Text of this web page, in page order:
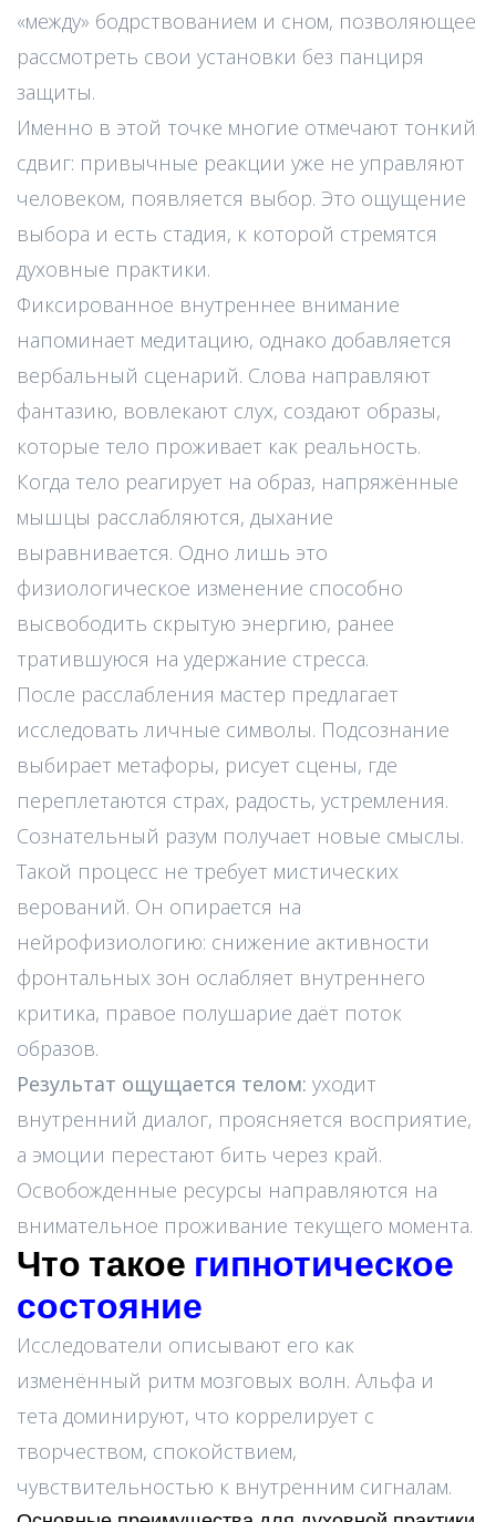
«между» бодрствованием и сном, позволяющее
рассмотреть свои установки без панциря
защиты.
Именно в этой точке многие отмечают тонкий
сдвиг: привычные реакции уже не управляют
человеком, появляется выбор. Это ощущение
выбора и есть стадия, к которой стремятся
духовные практики.
Фиксированное внутреннее внимание
напоминает медитацию, однако добавляется
вербальный сценарий. Слова направляют
фантазию, вовлекают слух, создают образы,
которые тело проживает как реальность.
Когда тело реагирует на образ, напряжённые
мышцы расслабляются, дыхание
выравнивается. Одно лишь это
физиологическое изменение способно
высвободить скрытую энергию, ранее
тратившуюся на удержание стресса.
После расслабления мастер предлагает
исследовать личные символы. Подсознание
выбирает метафоры, рисует сцены, где
переплетаются страх, радость, устремления.
Сознательный разум получает новые смыслы.
Такой процесс не требует мистических
верований. Он опирается на
нейрофизиологию: снижение активности
фронтальных зон ослабляет внутреннего
критика, правое полушарие даёт поток
образов.
Результат ощущается телом: уходит
внутренний диалог, проясняется восприятие,
а эмоции перестают бить через край.
Освобожденные ресурсы направляются на
внимательное проживание текущего момента.
Что такое гипнотическое
состояние
Исследователи описывают его как
изменённый ритм мозговых волн. Альфа и
тета доминируют, что коррелирует с
творчеством, спокойствием,
чувствительностью к внутренним сигналам.